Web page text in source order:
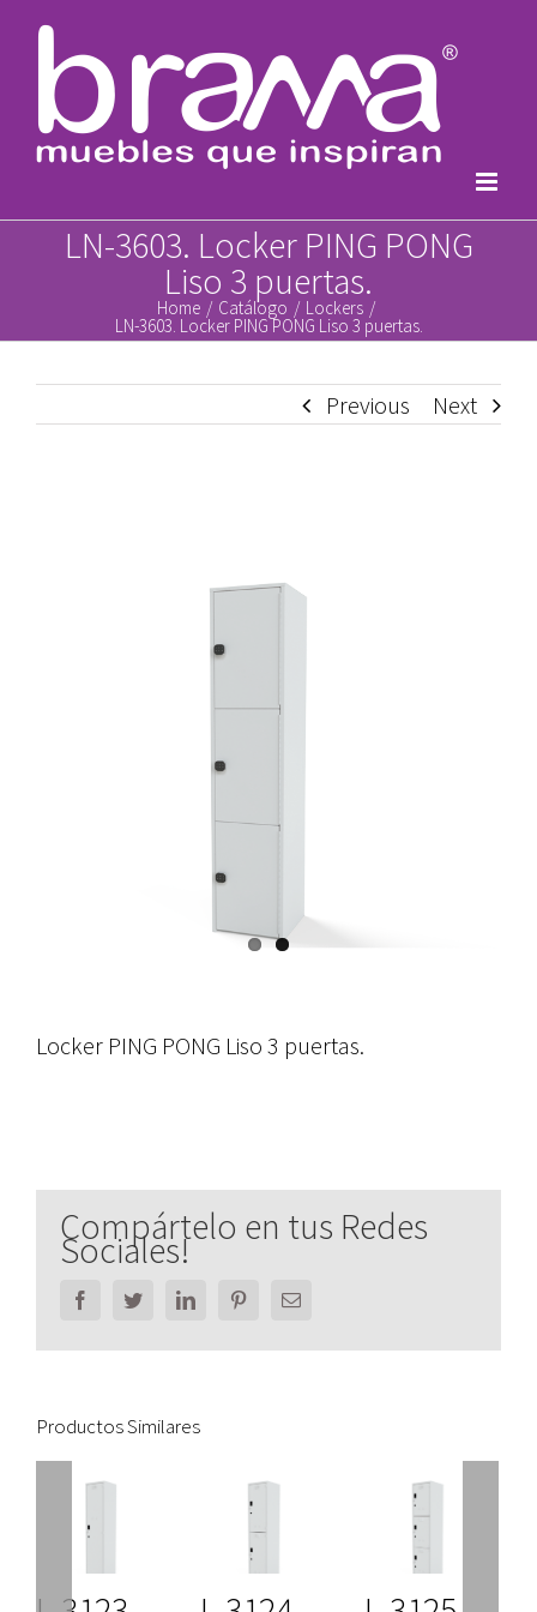
content
LN-3603. Locker PING PONG
Liso 3 puertas.
Home / Catálogo / Lockers /
LN-3603. Locker PING PONG Liso 3 puertas.
Previous Next
Locker PING PONG Liso 3 puertas.
Compártelo en tus Redes
Sociales!
FacebookTwitterLinkedInPinterestEmail
Productos Similares